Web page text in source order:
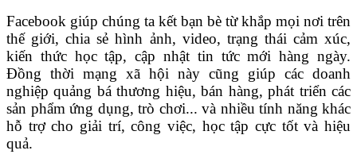
Facebook giúp chúng ta kết bạn bè từ khắp mọi nơi trên
thế giới, chia sẻ hình ảnh, video, trạng thái cảm xúc,
kiến thức học tập, cập nhật tin tức mới hàng ngày.
Đồng thời mạng xã hội này cũng giúp các doanh
nghiệp quảng bá thương hiệu, bán hàng, phát triển các
sản phẩm ứng dụng, trò chơi... và nhiều tính năng khác
hỗ trợ cho giải trí, công việc, học tập cực tốt và hiệu
quả.